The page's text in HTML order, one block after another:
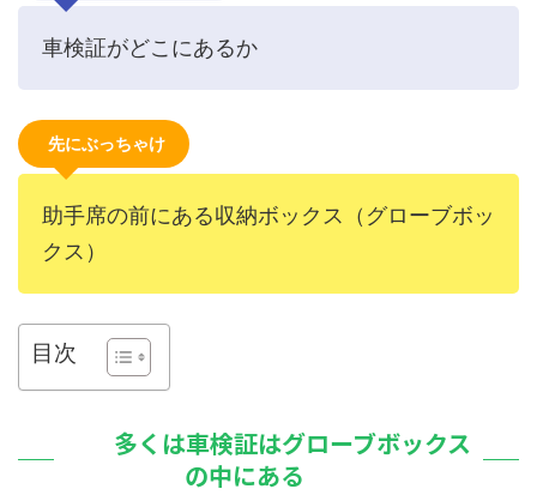
車検証がどこにあるか
先にぶっちゃけ
助手席の前にある収納ボックス（グローブボッ
クス）
目次
多くは車検証はグローブボックス
の中にある